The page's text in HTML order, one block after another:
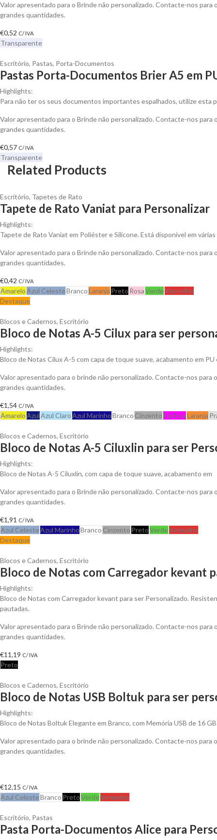
Valor apresentado para o Brinde não personalizado. Contacte-nos
grandes quantidades.
€0,52 C/ IVA
Transparente
Escritório, Pastas, Porta-Documentos
Pastas Porta-Documentos Brier A5 em
Highlights:
Para não ter os seus documentos importantes espalhados, utilize esta
Valor apresentado para o Brinde não personalizado. Contacte-nos
grandes quantidades.
€0,57 C/ IVA
Transparente
Related Products
Escritório, Tapetes de Rato
Tapete de Rato Vaniat para Personalizar
Highlights:
Tapete de Rato Vaniat em Poliéster e Silicone. Está disponível em
Valor apresentado para o Brinde não personalizado. Contacte-nos
grandes quantidades.
€0,42 C/ IVA
AmareloAzul CelesteBrancoLaranja Preto RosaVerdeVermelho
Destaque
Blocos e Cadernos, Escritório
Bloco de Notas A-5 Cilux para ser
Highlights:
Bloco de Notas Cilux A-5 com capa de toque suave, acabamento em PU
Valor apresentado para o brinde não personalizado. Contacte-nos para
grandes quantidades.
€1,54 C/ IVA
AmareloAzulAzul ClaroAzul MarinhoBranco CinzentoFuchsiaLaranja
Blocos e Cadernos, Escritório
Bloco de Notas A-5 Ciluxlin para ser
Highlights:
Bloco de Notas A-5 Ciluxlin, com capa de toque suave, acabamento em
Valor apresentado para o Brinde não personalizado. Contacte-nos
grandes quantidades.
€1,91 C/ IVA
Azul CelesteAzul MarinhoBranco Cinzento PretoVerdeVermelho
Destaque
Blocos e Cadernos, Escritório
Bloco de Notas com Carregador kevant
Highlights:
Bloco de Notas com Carregador kevant para ser Personalizado.
pautadas.
Valor apresentado para o Brinde não personalizado. Contacte-nos
grandes quantidades.
€11,19 C/ IVA
Preto
Blocos e Cadernos, Escritório
Bloco de Notas USB Boltuk para ser
Highlights:
Bloco de Notas Boltuk Elegante em Branco, com Memória USB de 16 GB
Valor apresentado para o brinde não personalizado. Contacte-nos para
grandes quantidades.
€12,15 C/ IVA
Azul CelesteBranco PretoVerdeVermelho
Escritório, Pastas
Pasta Porta-Documentos Alice para